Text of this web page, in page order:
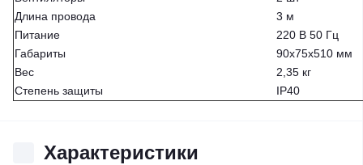
Длина провода
3 м
Питание
220 В 50 Гц
Габариты
90х75х510 мм
Вес
2,35 кг
Степень защиты
IP40
Характеристики